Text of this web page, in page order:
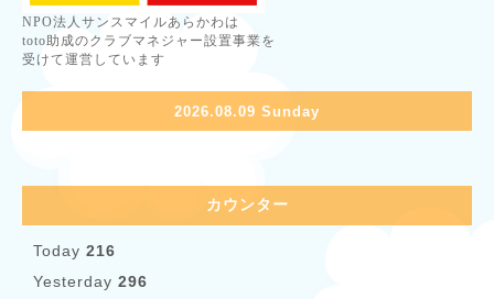
NPO法人サンスマイルあらかわは
toto助成のクラブマネジャー設置事業を
受けて運営しています
2026.08.09 Sunday
カウンター
Today 216
Yesterday 296